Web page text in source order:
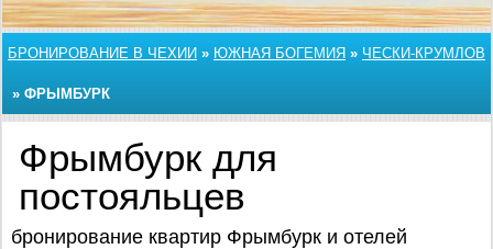
БРОНИРОВАНИЕ В ЧЕХИИ » ЮЖНАЯ БОГЕМИЯ » ЧЕСКИ-КРУМЛОВ
» ФРЫМБУРК
Фрымбурк для
постояльцев
бронирование квартир Фрымбурк и отелей